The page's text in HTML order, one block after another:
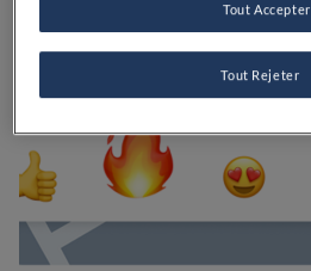
Tout Rejeter
Tout Accepter